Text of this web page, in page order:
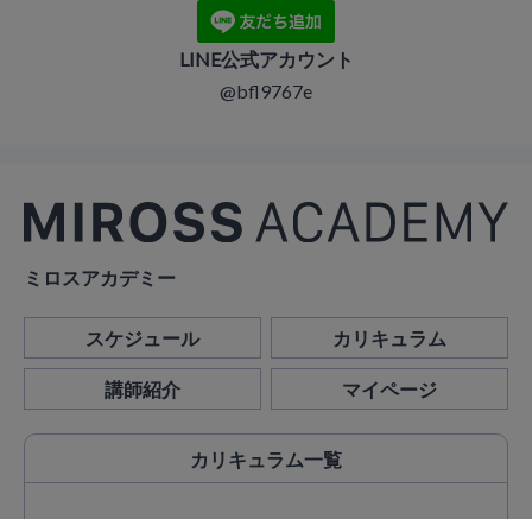
LINE公式アカウント
@bfl9767e
ミロスアカデミー
スケジュール カリキュラム
講師紹介 マイページ
カリキュラム一覧